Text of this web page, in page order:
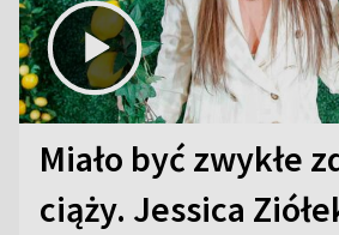
Miało być zwykłe
ciąży. Jessica